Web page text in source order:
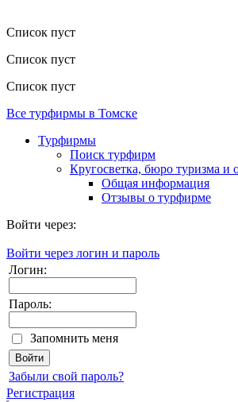
Список пуст
Список пуст
Список пуст
Все турфирмы в Томске
Турфирмы
Поиск турфирм
Кругосветка, бюро туризма и
Общая информация
Отзывы о турфирме
Войти через:
Войти через логин и пароль
Логин:
Пароль:
Запомнить меня
Забыли свой пароль?
Регистрация